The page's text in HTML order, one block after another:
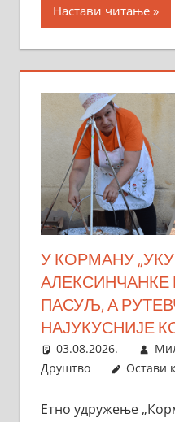
Настави читање
У КОРМАНУ
ПАСУЉ, А
НАЈУКУСНИЈЕ
03.08.2026.
Друштво
Остави
Етно удружење